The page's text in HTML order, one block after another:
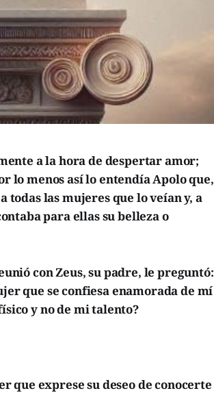
a la hora de despertar amor;
lo menos así lo entendía Apolo que,
las mujeres que lo veían y, a
para ellas su belleza o
con Zeus, su padre, le preguntó:
que se confiesa enamorada de mí
y no de mi talento?
que exprese su deseo de conocerte